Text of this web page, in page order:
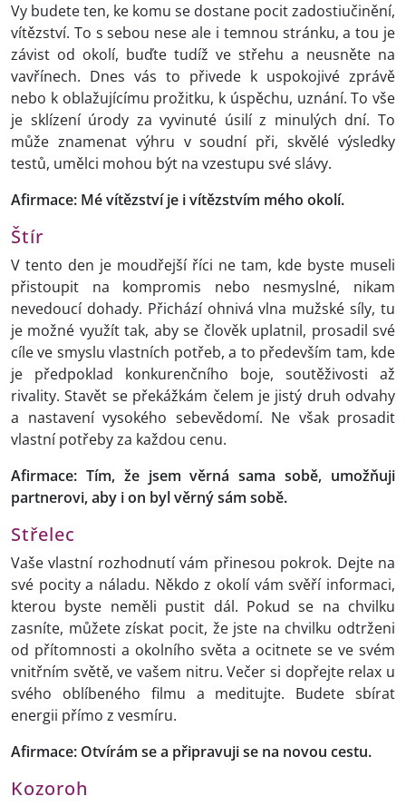
Vy budete ten, ke komu se dostane pocit zadostiučinění,
vítězství. To s sebou nese ale i temnou stránku, a tou je
závist od okolí, buďte tudíž ve střehu a neusněte na
vavřínech. Dnes vás to přivede k uspokojivé zprávě
nebo k oblažujícímu prožitku, k úspěchu, uznání. To vše
je sklízení úrody za vyvinuté úsilí z minulých dní. To
může znamenat výhru v soudní při, skvělé výsledky
testů, umělci mohou být na vzestupu své slávy.
Afirmace: Mé vítězství je i vítězstvím mého okolí.
Štír
V tento den je moudřejší říci ne tam, kde byste museli
přistoupit na kompromis nebo nesmyslné, nikam
nevedoucí dohady. Přichází ohnivá vlna mužské síly, tu
je možné využít tak, aby se člověk uplatnil, prosadil své
cíle ve smyslu vlastních potřeb, a to především tam, kde
je předpoklad konkurenčního boje, soutěživosti až
rivality. Stavět se překážkám čelem je jistý druh odvahy
a nastavení vysokého sebevědomí. Ne však prosadit
vlastní potřeby za každou cenu.
Afirmace: Tím, že jsem věrná sama sobě, umožňuji
partnerovi, aby i on byl věrný sám sobě.
Střelec
Vaše vlastní rozhodnutí vám přinesou pokrok. Dejte na
své pocity a náladu. Někdo z okolí vám svěří informaci,
kterou byste neměli pustit dál. Pokud se na chvilku
zasníte, můžete získat pocit, že jste na chvilku odtrženi
od přítomnosti a okolního světa a ocitnete se ve svém
vnitřním světě, ve vašem nitru. Večer si dopřejte relax u
svého oblíbeného filmu a meditujte. Budete sbírat
energii přímo z vesmíru.
Afirmace: Otvírám se a připravuji se na novou cestu.
Kozoroh